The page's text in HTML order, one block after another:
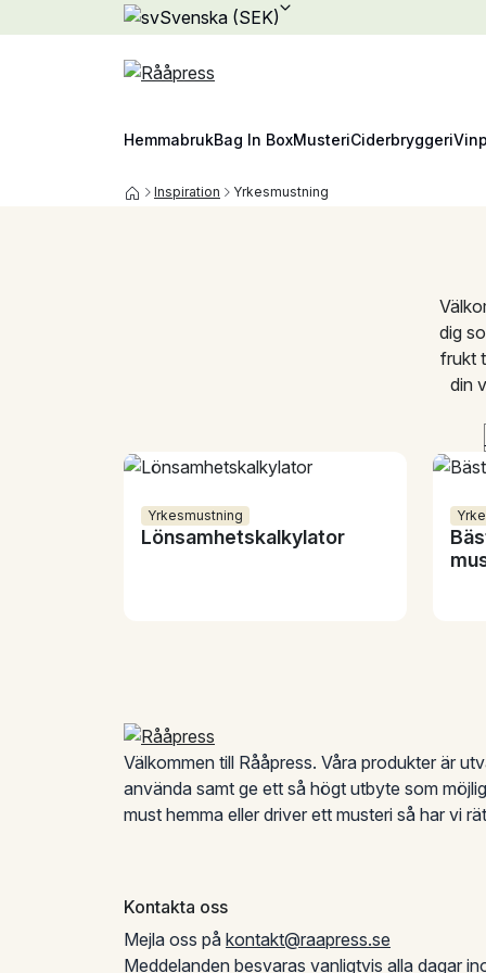
Svenska (SEK)
HemmabrukBag In BoxMusteriCiderbryggeri
Inspiration Yrkesmustning
dig
frukt
din
Yrkesmustning
Lönsamhetskalkylator
Välkommen till Rååpress. Våra produkter är
använda samt ge ett så högt utbyte som
must hemma eller driver ett musteri så har vi
Kontakta oss
Mejla oss på kontakt@raapress.se
Meddelanden besvaras vanligtvis alla dagar